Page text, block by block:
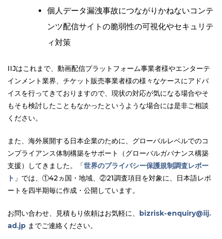
個人データ漏洩事故につながりかねないコンテ
ンツ配信サイトの脆弱性の可視化やセキュリテ
ィ対策
IIJはこれまで、動画配信プラットフォーム事業者様やエンターテ
インメント業界、チケット販売事業者様の様々なケースにアドバ
イスを行ってきておりますので、現状の対応が気になる場合やそ
もそも検討したこともなかったというような場合には是非ご相談
ください。
また、海外展開する日本企業のために、グローバルレベルでのコ
ンプライアンス体制構築をサポート（グローバルガバナンス構築
支援）してきました。「世界のプライバシー保護規制調査レポー
ト 」では、①42ヵ国・地域、②21調査項目を対象に、日本語レポ
ートを四半期毎に作成・公開しています。
お問い合わせ、見積もり依頼はお気軽に、 bizrisk-enquiry@iij.
ad.jp までご連絡ください。